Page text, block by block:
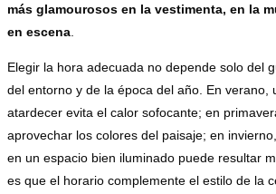
más glamourosos en la vestimenta, en la
en escena
Elegir la hora adecuada no depende solo del
del entorno y de la época del año. En verano,
atardecer evita el calor sofocante; en
aprovechar los colores del paisaje; en
en un espacio bien iluminado puede resultar
es que el horario complemente el estilo de la